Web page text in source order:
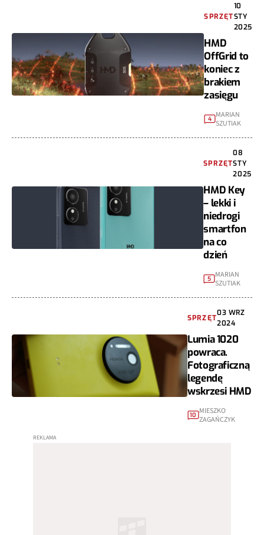
SPRZĘT
10
STY
2025
HMD
OffGrid to
koniec z
brakiem
zasięgu
4
MARIAN
SZUTIAK
SPRZĘT
08
STY
2025
HMD Key
– lekki i
niedrogi
smartfon
na co
dzień
5
MARIAN
SZUTIAK
SPRZĘT
03 WRZ
2024
Lumia 1020
powraca.
Fotograficzną
legendę
wskrzesi HMD
10 MIESZKO
ZAGAŃCZYK